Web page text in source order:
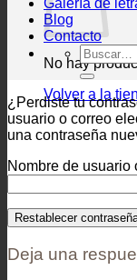
No hay
Volver a la
Galería de
Blog
Contacto
Buscar
por:
¿Perdiste tu
usuario o correo
una contraseña
Nombre de usuario
Restablecer
Deja una